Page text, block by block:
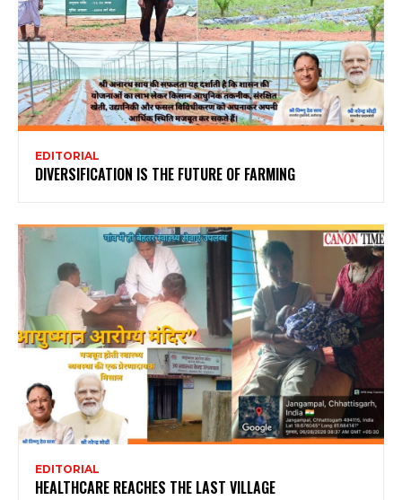
EDITORIAL
DIVERSIFICATION IS THE FUTURE OF FARMING
EDITORIAL
HEALTHCARE REACHES THE LAST VILLAGE